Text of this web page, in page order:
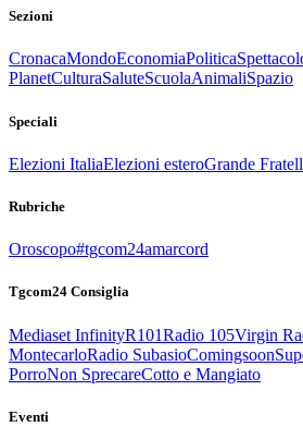
Sezioni
CronacaMondoEconomiaPolitica
PlanetCulturaSaluteScuolaAnimaliSpazio
Speciali
Elezioni ItaliaElezioni esteroGrande
Rubriche
Oroscopo#tgcom24amarcord
Tgcom24 Consiglia
Mediaset InfinityR101Radio 105Virgin
MontecarloRadio SubasioComingsoon
PorroNon SprecareCotto e Mangiato
Eventi